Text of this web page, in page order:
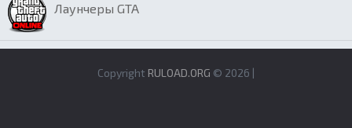
Лаунчеры GTA
Copyright RULOAD.ORG © 2026 |